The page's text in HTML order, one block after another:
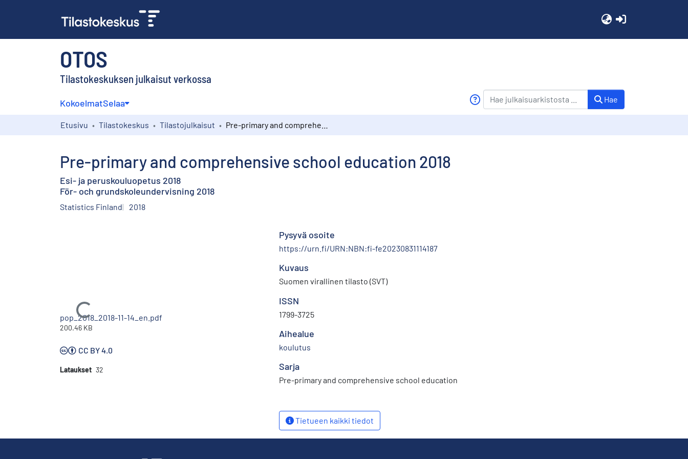
OTOS
Tilastokeskuksen julkaisut verkossa
KokoelmatSelaa Hae
Etusivu Tilastokeskus Tilastojulkaisut
Pre-primary and comprehensive school education 2018
Esi- ja peruskouluopetus 2018
För- och grundskoleundervisning 2018
Statistics Finland 2018
Ladataan...
pop_2018_2018-11-14_en.pdf
200.46 KB
CC BY 4.0
Lataukset 32
Pysyvä osoite
https://urn.fi/URN:NBN:fi-fe20230831114187
Kuvaus
Suomen virallinen tilasto (SVT)
ISSN
1799-3725
Aihealue
koulutus
Sarja
Pre-primary and comprehensive school education
Tietueen kaikki tiedot